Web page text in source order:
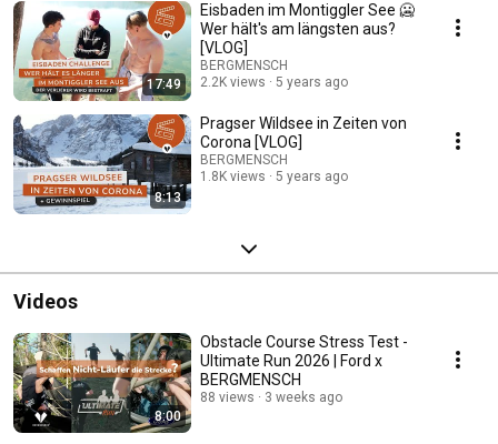
17:49
Eisbaden im Montiggler See 🥶
Wer hält's am längsten aus?
[VLOG]
BERGMENSCH
2.2K views
5 years ago
8:13
Pragser Wildsee in Zeiten von
Corona [VLOG]
BERGMENSCH
1.8K views
5 years ago
Videos
8:00
Obstacle Course Stress Test -
Ultimate Run 2026 | Ford x
BERGMENSCH
88 views 3 weeks ago